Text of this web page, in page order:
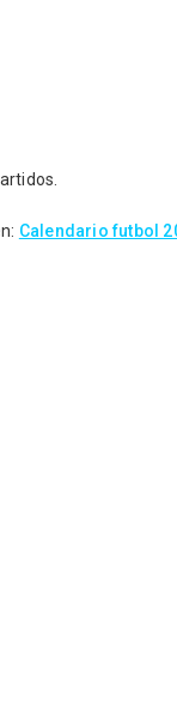
Calendario futbol